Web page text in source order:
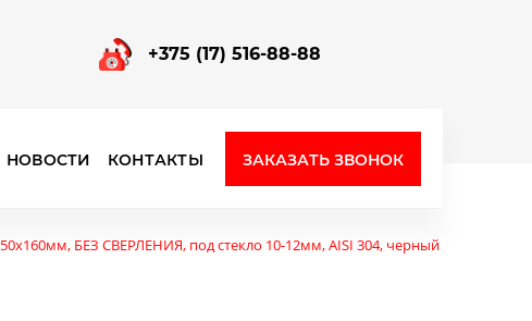
+375 (17) 516-88-88
НОВОСТИ КОНТАКТЫ ЗАКАЗАТЬ ЗВОНОК
БЕЗ СВЕРЛЕНИЯ, под стекло 10-12мм, AISI 304, черный